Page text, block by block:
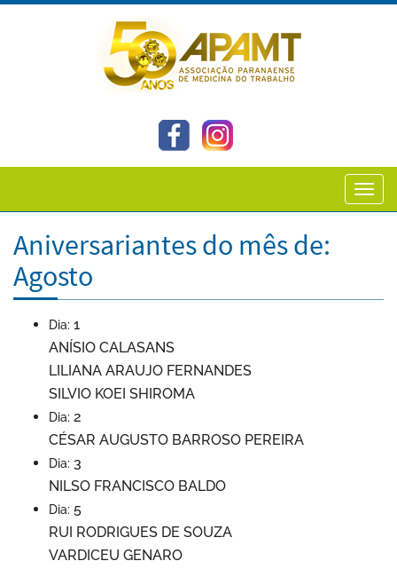
Aniversariantes do mês de:
Agosto
Dia: 1
ANÍSIO CALASANS
LILIANA ARAUJO FERNANDES
SILVIO KOEI SHIROMA
Dia: 2
CÉSAR AUGUSTO BARROSO PEREIRA
Dia: 3
NILSO FRANCISCO BALDO
Dia: 5
RUI RODRIGUES DE SOUZA
VARDICEU GENARO